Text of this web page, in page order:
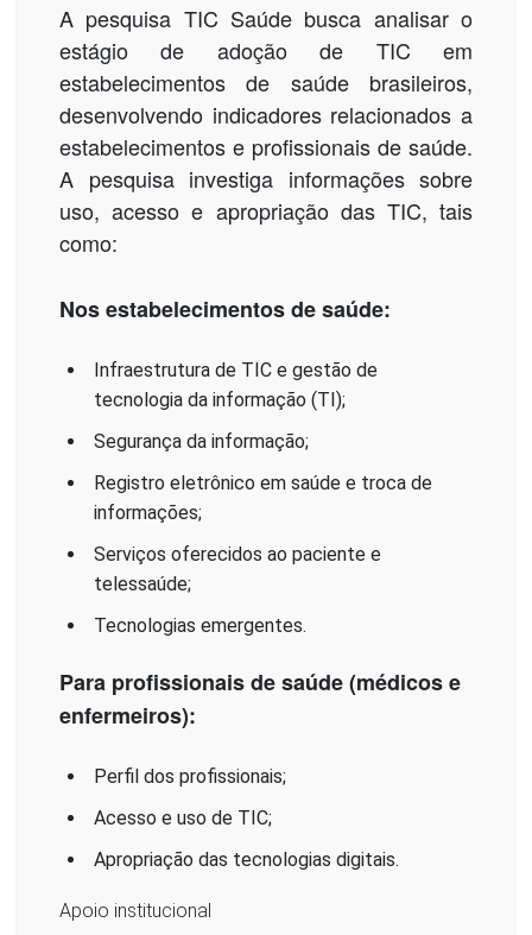
A pesquisa TIC Saúde busca analisar o
estágio de adoção de TIC em
estabelecimentos de saúde brasileiros,
desenvolvendo indicadores relacionados a
estabelecimentos e profissionais de saúde.
A pesquisa investiga informações sobre
uso, acesso e apropriação das TIC, tais
como:
Nos estabelecimentos de saúde:
Infraestrutura de TIC e gestão de
tecnologia da informação (TI);
Segurança da informação;
Registro eletrônico em saúde e troca de
informações;
Serviços oferecidos ao paciente e
telessaúde;
Tecnologias emergentes.
Para profissionais de saúde (médicos e
enfermeiros):
Perfil dos profissionais;
Acesso e uso de TIC;
Apropriação das tecnologias digitais.
Apoio institucional